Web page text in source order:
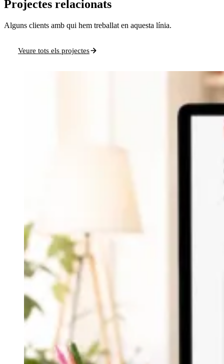
Projectes relacionats
Alguns clients amb qui hem treballat en aquesta línia.
Veure tots els projectes